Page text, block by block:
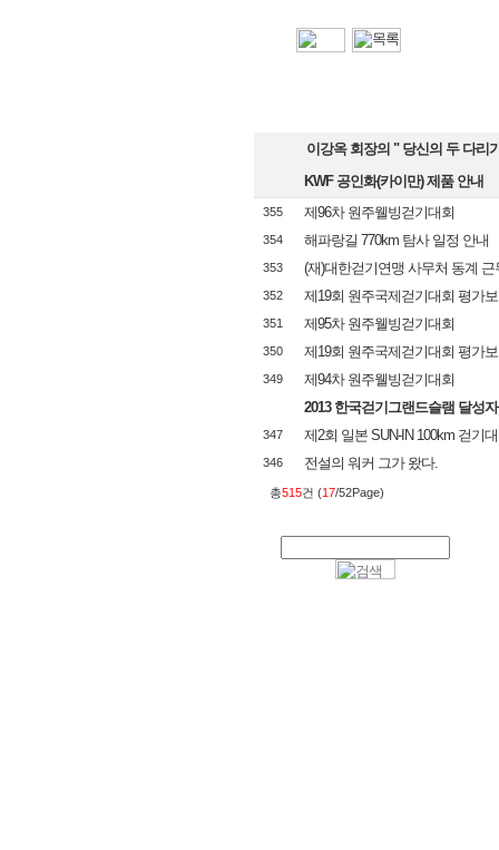
이강옥 회장의 " 당신의 두 다리
KWF 공인화(카이만) 제품 안내
355 제96차 원주웰빙걷기대회
354 해파랑길 770km 탐사 일정 안내
353 (재)대한걷기연맹 사무처 동계
352 제19회 원주국제걷기대회 평가
351 제95차 원주웰빙걷기대회
350 제19회 원주국제걷기대회 평가
349
제94차 원주웰빙걷기대회
2013 한국걷기그랜드슬램 달성
347 제2회 일본 SUN-IN 100km 걷기
346 전설의 워커 그가 왔다.
총515건 (17/52Page)